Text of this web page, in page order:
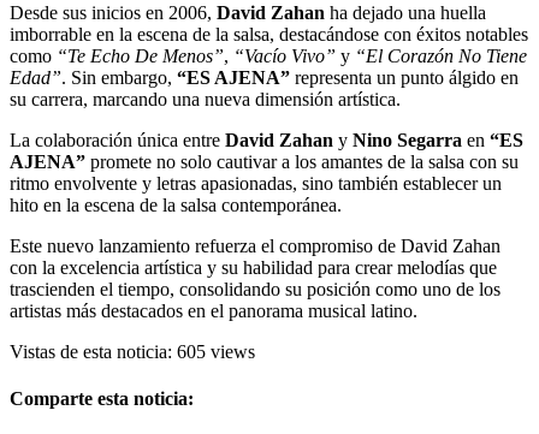
Desde sus inicios en 2006, David Zahan ha dejado una huella
imborrable en la escena de la salsa, destacándose con éxitos notables
como “Te Echo De Menos”, “Vacío Vivo” y “El Corazón No Tiene
Edad”. Sin embargo, “ES AJENA” representa un punto álgido en
su carrera, marcando una nueva dimensión artística.
La colaboración única entre David Zahan y Nino Segarra en “ES
AJENA” promete no solo cautivar a los amantes de la salsa con su
ritmo envolvente y letras apasionadas, sino también establecer un
hito en la escena de la salsa contemporánea.
Este nuevo lanzamiento refuerza el compromiso de David Zahan
con la excelencia artística y su habilidad para crear melodías que
trascienden el tiempo, consolidando su posición como uno de los
artistas más destacados en el panorama musical latino.
Vistas de esta noticia: 605 views
Comparte esta noticia: